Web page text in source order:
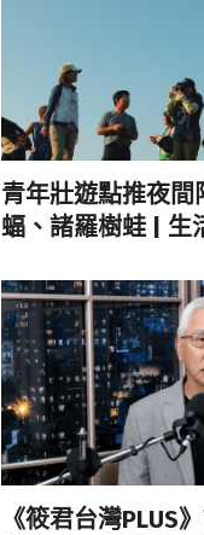
青年壯遊點推夜
蝠、諸羅樹蛙 | 生
《筱君台灣PLUS